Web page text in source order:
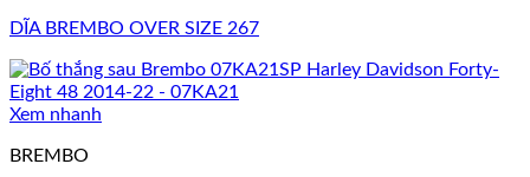
DĨA BREMBO OVER SIZE 267
Xem nhanh
BREMBO